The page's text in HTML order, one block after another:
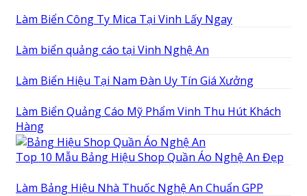
Làm Biển Công Ty Mica Tại Vinh Lấy Ngay
Làm biển quảng cáo tại Vinh Nghệ An
Làm Biển Hiệu Tại Nam Đàn Uy Tín Giá Xưởng
Làm Biển Quảng Cáo Mỹ Phẩm Vinh Thu Hút Khách
Hàng
Top 10 Mẫu Bảng Hiệu Shop Quần Áo Nghệ An Đẹp
Làm Bảng Hiệu Nhà Thuốc Nghệ An Chuẩn GPP